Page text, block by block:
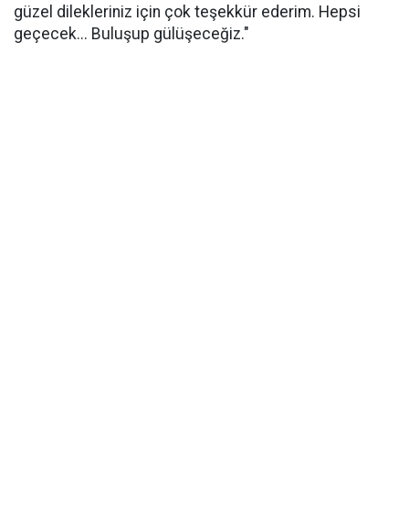
güzel dilekleriniz için çok teşekkür ederim. Hepsi
geçecek... Buluşup gülüşeceğiz."